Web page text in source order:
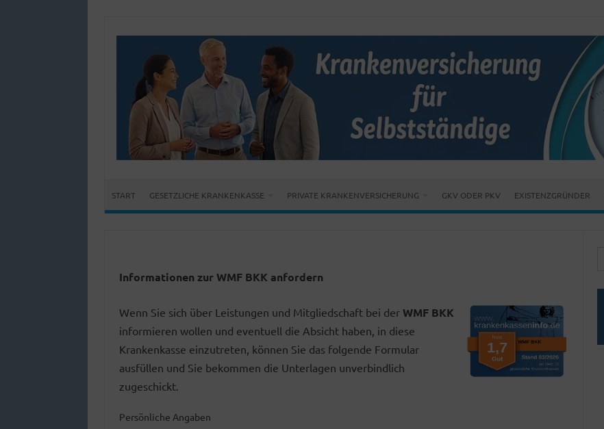
START GESETZLICHE KRANKENKASSE PRIVATE KRANKENVERSICHERUNG GKV ODER PKV EXISTENZGRÜNDER
Informationen zur WMF BKK anfordern
Wenn Sie sich über Leistungen und Mitgliedschaft bei der WMF BKK
informieren wollen und eventuell die Absicht haben, in diese
Krankenkasse einzutreten, können Sie das folgende Formular
ausfüllen und Sie bekommen die Unterlagen unverbindlich
zugeschickt.
Persönliche Angaben